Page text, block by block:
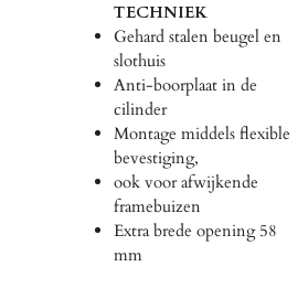
TECHNIEK
Gehard stalen beugel en
slothuis
Anti-boorplaat in de
cilinder
Montage middels flexible
bevestiging,
ook voor afwijkende
framebuizen
Extra brede opening 58
mm